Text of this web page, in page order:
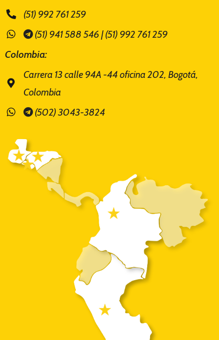
(51) 992 761 259
(51) 941 588 546 | (51) 992 761 259
Colombia:
Carrera 13 calle 94A -44 oficina 202, Bogotá,
Colombia
(502) 3043-3824